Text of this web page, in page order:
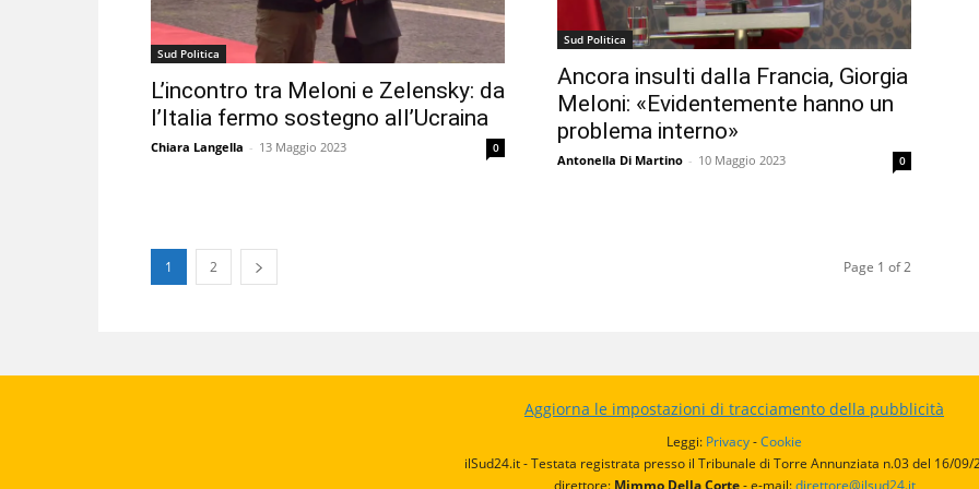
Sud Politica
L’incontro tra Meloni e Zelensky: da
l’Italia fermo sostegno all’Ucraina
Chiara Langella - 13 Maggio 2023 0
Sud Politica
Ancora insulti dalla Francia, Giorgia
Meloni: «Evidentemente hanno un
problema interno»
Antonella Di Martino - 10 Maggio 2023 0
1 2 Page 1 of 2
Aggiorna le impostazioni di tracciamento della pubblicità
Leggi: Privacy-Cookie
ilSud24.it - Testata registrata presso il Tribunale di Torre Annunziata n.03 del 16/09/